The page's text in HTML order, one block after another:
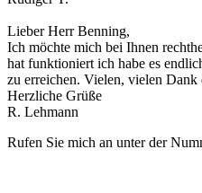
Lieber Herr Benning,
Ich möchte mich bei Ihnen
hat funktioniert ich habe es
zu erreichen. Vielen, vielen Dank
Herzliche Grüße
R. Lehmann
Rufen Sie mich an unter der